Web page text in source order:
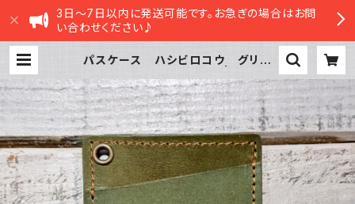
3日～7日以内に発送可能です。お急ぎの場合はお問
い合わせください♪
パスケース ハシビロコウ グリー
e STORE|ささってストア